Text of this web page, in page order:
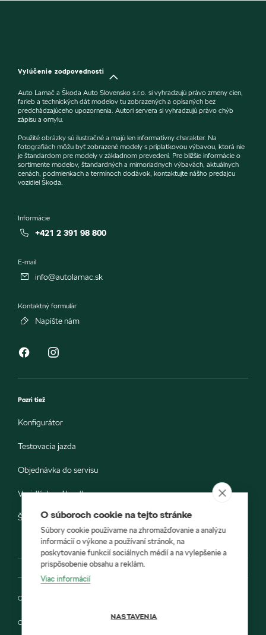
Vylúčenie zodpovednosti
Auto Lamač a Škoda Auto Slovensko s.r.o. si vyhradzujú právo zmeny cien,
farieb a technických dát modelov tu zobrazených a opísaných bez
predchádzajúceho upozornenia. Autori servera si vyhradzujú právo chýb
zápisu a omylu.
Použité obrázky sú ilustračné a majú len informatívny charakter. Na
fotografiách môžu byť zobrazené modely s príplatkovou výbavou, ktorá nie
je štandardom pre modely v základnom prevedení. Pre bližšie informácie o
sortimente modelov, štandardných a mimoriadnych výbavách, aktuálnych
cenách, podmienkach a termínoch dodávok, kontaktujte nášho predajcu
vozidiel Škoda.
Informácie
+421 2 391 98 800
E-mail
info@autolamac.sk
Kontaktný formulár
Napíšte nám
Pozri tiež
Konfigurátor
Testovacia jazda
Objednávka do servisu
Vozidlá ihneď k odberu
Škoda E-shop
Ochrana osobných údajov
Cookies
O súboroch cookie na tejto stránke
Súbory cookie používame na zhromažďovanie a analýzu
informácií o výkone a používaní stránok, na
poskytovanie funkcií sociálnych médií a na vylepšenie a
prispôsobenie obsahu a reklám.
Viac informácií
NASTAVENIA